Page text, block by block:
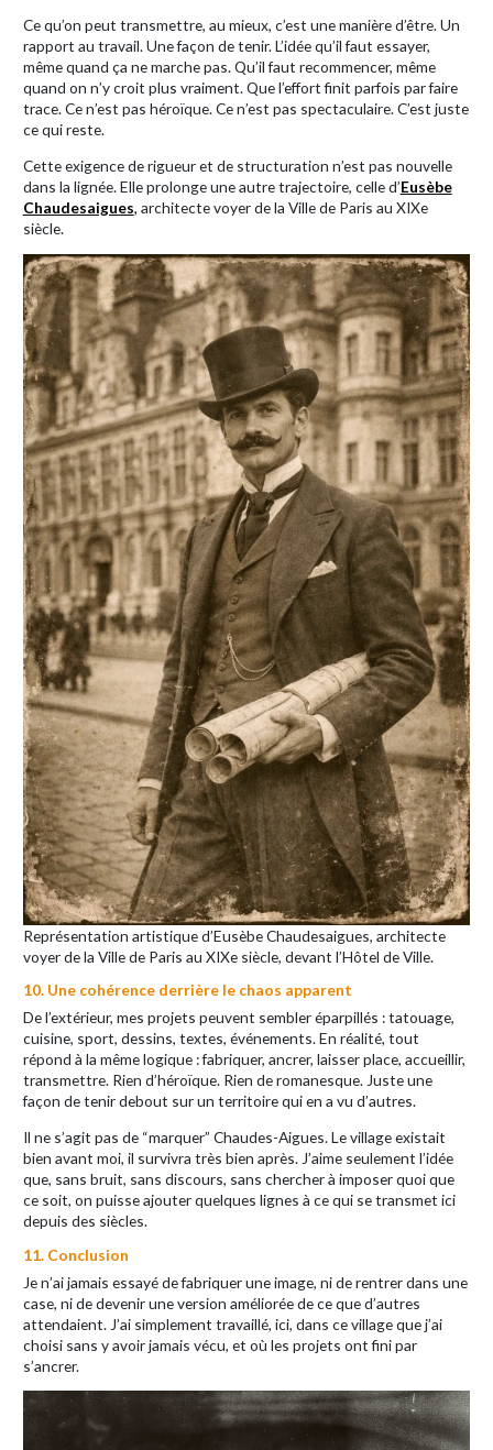
Ce qu’on peut transmettre, au mieux, c’est une manière d’être. Un
rapport au travail. Une façon de tenir. L’idée qu’il faut essayer,
même quand ça ne marche pas. Qu’il faut recommencer, même
quand on n’y croit plus vraiment. Que l’effort finit parfois par faire
trace. Ce n’est pas héroïque. Ce n’est pas spectaculaire. C’est juste
ce qui reste.
Cette exigence de rigueur et de structuration n’est pas nouvelle
dans la lignée. Elle prolonge une autre trajectoire, celle d’Eusèbe
Chaudesaigues, architecte voyer de la Ville de Paris au XIXe
siècle.
Représentation artistique d’Eusèbe Chaudesaigues, architecte
voyer de la Ville de Paris au XIXe siècle, devant l’Hôtel de Ville.
10. Une cohérence derrière le chaos apparent
De l’extérieur, mes projets peuvent sembler éparpillés : tatouage,
cuisine, sport, dessins, textes, événements. En réalité, tout
répond à la même logique : fabriquer, ancrer, laisser place, accueillir,
transmettre. Rien d’héroïque. Rien de romanesque. Juste une
façon de tenir debout sur un territoire qui en a vu d’autres.
Il ne s’agit pas de “marquer” Chaudes-Aigues. Le village existait
bien avant moi, il survivra très bien après. J’aime seulement l’idée
que, sans bruit, sans discours, sans chercher à imposer quoi que
ce soit, on puisse ajouter quelques lignes à ce qui se transmet ici
depuis des siècles.
11. Conclusion
Je n’ai jamais essayé de fabriquer une image, ni de rentrer dans une
case, ni de devenir une version améliorée de ce que d’autres
attendaient. J’ai simplement travaillé, ici, dans ce village que j’ai
choisi sans y avoir jamais vécu, et où les projets ont fini par
s’ancrer.